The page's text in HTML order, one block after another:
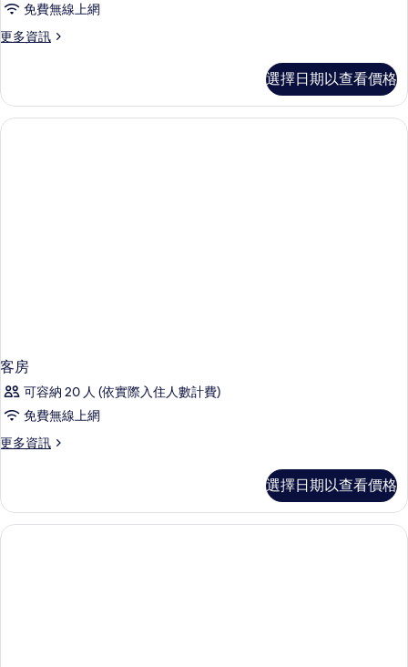
免費無線上網
更多資訊
更
的
詳
情
選擇日期以查看價格
客房
可容納 20 人 (依實際入住人數計費)
免費無線上網
更多資訊
更
的
詳
情
選擇日期以查看價格